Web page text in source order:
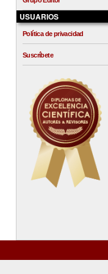
USUARIOS
Política de privacidad
Suscríbete